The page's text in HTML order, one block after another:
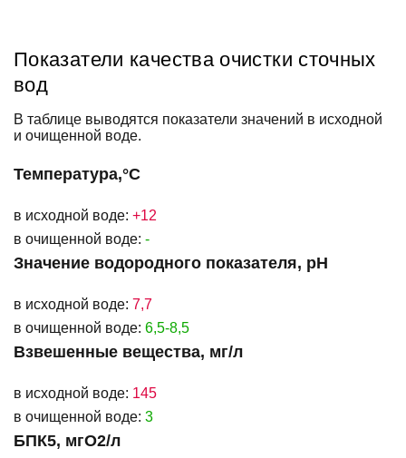
Показатели качества очистки сточных
вод
В таблице выводятся показатели значений в исходной
и очищенной воде.
Температура,°С
в исходной воде: +12
в очищенной воде: -
Значение водородного показателя, рН
в исходной воде: 7,7
в очищенной воде: 6,5-8,5
Взвешенные вещества, мг/л
в исходной воде: 145
в очищенной воде: 3
БПК5, мгО2/л